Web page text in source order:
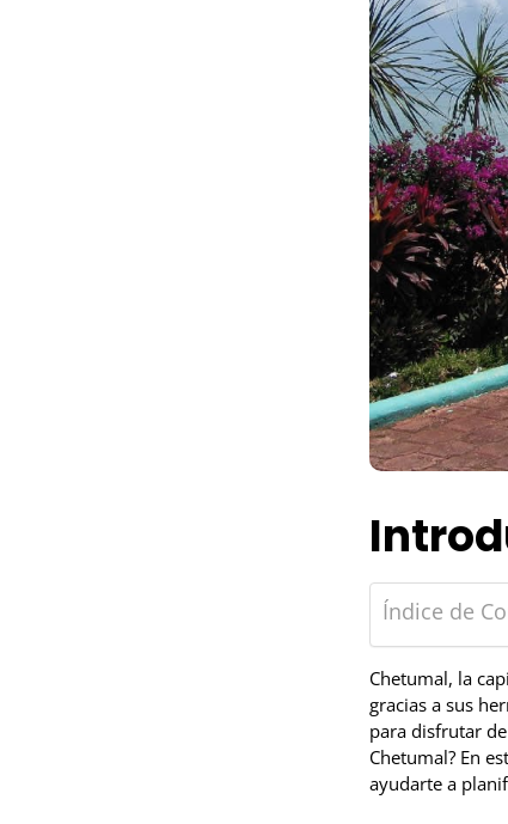
Índice de
Chetumal, la
gracias a sus
para disfrutar
Chetumal? En
ayudarte a